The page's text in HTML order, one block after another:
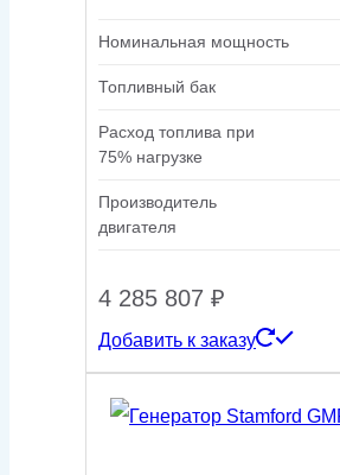
Номинальная мощность
Топливный бак
Расход топлива при
75% нагрузке
Производитель
двигателя
4 285 807 ₽
Добавить к заказу